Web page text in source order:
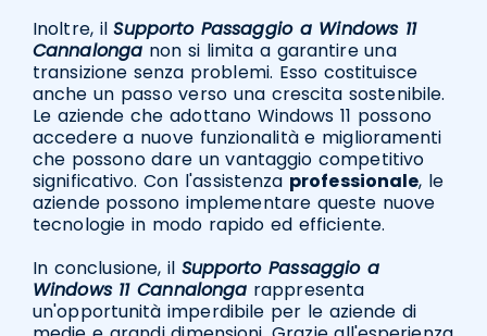
Inoltre, ilSupporto Passaggio a Windows 11
Cannalonga non si limita a garantire una
transizione senza problemi. Esso costituisce
anche un passo verso una crescita sostenibile.
Le aziende che adottano Windows 11 possono
accedere a nuove funzionalità e miglioramenti
che possono dare un vantaggio competitivo
significativo. Con l'assistenza professionale, le
aziende possono implementare queste nuove
tecnologie in modo rapido ed efficiente.
In conclusione, il Supporto Passaggio a
Windows 11 Cannalonga rappresenta
un'opportunità imperdibile per le aziende di